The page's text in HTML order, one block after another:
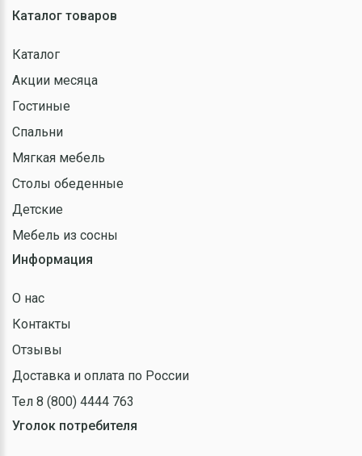
Каталог товаров
Каталог
Акции месяца
Гостиные
Спальни
Мягкая мебель
Столы обеденные
Детские
Мебель из сосны
Информация
О нас
Контакты
Отзывы
Доставка и оплата по России
Тел 8 (800) 4444 763
Уголок потребителя